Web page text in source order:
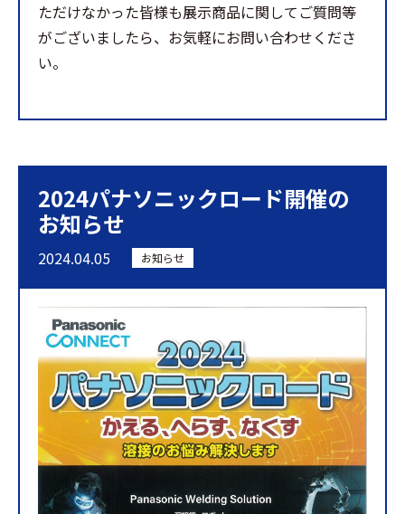
ただけなかった皆様も展示商品に関してご質問等
がございましたら、お気軽にお問い合わせくださ
い。
2024パナソニックロード開催の
お知らせ
2024.04.05 お知らせ